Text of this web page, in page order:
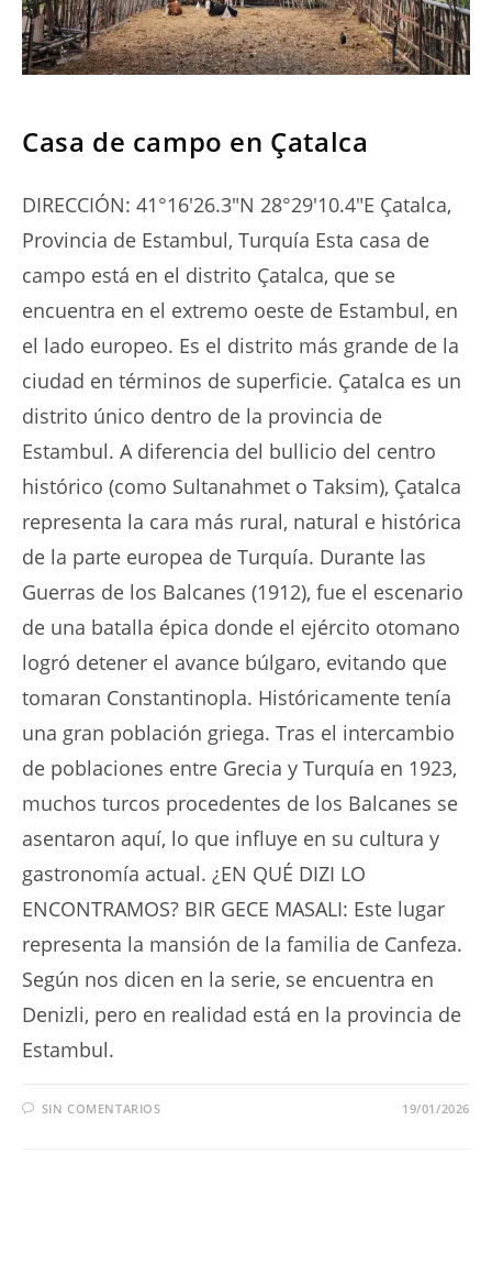
Casa de campo en Çatalca
DIRECCIÓN: 41°16'26.3"N 28°29'10.4"E Çatalca,
Provincia de Estambul, Turquía Esta casa de
campo está en el distrito Çatalca, que se
encuentra en el extremo oeste de Estambul, en
el lado europeo. Es el distrito más grande de la
ciudad en términos de superficie. Çatalca es un
distrito único dentro de la provincia de
Estambul. A diferencia del bullicio del centro
histórico (como Sultanahmet o Taksim), Çatalca
representa la cara más rural, natural e histórica
de la parte europea de Turquía. Durante las
Guerras de los Balcanes (1912), fue el escenario
de una batalla épica donde el ejército otomano
logró detener el avance búlgaro, evitando que
tomaran Constantinopla. Históricamente tenía
una gran población griega. Tras el intercambio
de poblaciones entre Grecia y Turquía en 1923,
muchos turcos procedentes de los Balcanes se
asentaron aquí, lo que influye en su cultura y
gastronomía actual. ¿EN QUÉ DIZI LO
ENCONTRAMOS? BIR GECE MASALI: Este lugar
representa la mansión de la familia de Canfeza.
Según nos dicen en la serie, se encuentra en
Denizli, pero en realidad está en la provincia de
Estambul.
SIN COMENTARIOS 19/01/2026